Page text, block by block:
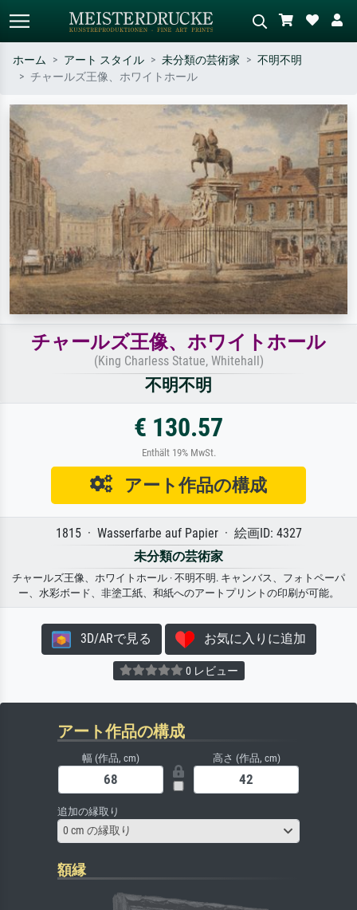
作家名・作品名・スタイルで検索
– 例：モネ、星月夜、印象派、北
斎の波、ヌード。
シーンを説明してください – 例：
緑の草原、赤の多い抽象画、暗い
油絵、木のそばの立ち姿のヌー
ド。
ホーム アート スタイル 未分類の芸術家
不明不明
チャールズ王像、ホワイトホール
チャールズ王像、ホワイトホール
(King Charless Statue, Whitehall)
不明不明
€ 130.57
Enthält 19% MwSt.
アート作品の構成
1815 · Wasserfarbe auf Papier · 絵画ID: 4327
未分類の芸術家
チャールズ王像、ホワイトホール · 不明不明. キャンバス、フォトペーパ
ー、水彩ボード、非塗工紙、和紙へのアートプリントの印刷が可能。
3D/ARで見る お気に入りに追加
0 レビュー
アート作品の構成
幅 (作品, cm) 高さ (作品, cm)
追加の縁取り
0 cm の縁取り
額縁